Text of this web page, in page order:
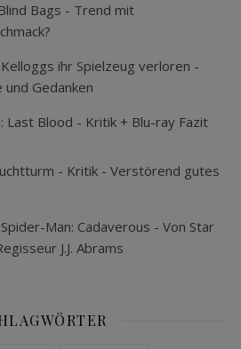
Bags - Trend mit
ihr Spielzeug verloren -
und Gedanken
Last Blood - Kritik + Blu-ray Fazit
- Kritik - Verstörend gutes
Man: Cadaverous - Von Star
J.J. Abrams